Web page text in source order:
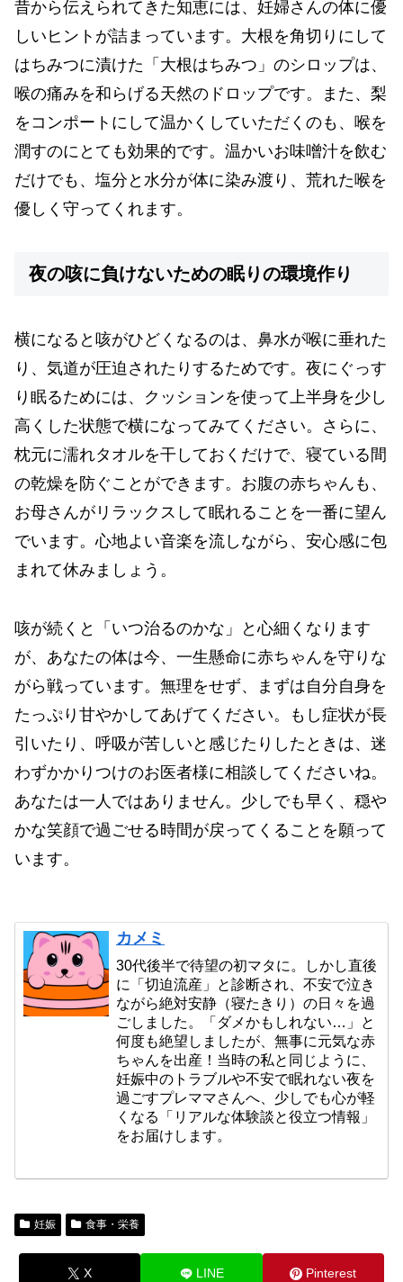
昔から伝えられてきた知恵には、妊婦さんの体に優
しいヒントが詰まっています。大根を角切りにして
はちみつに漬けた「大根はちみつ」のシロップは、
喉の痛みを和らげる天然のドロップです。また、梨
をコンポートにして温かくしていただくのも、喉を
潤すのにとても効果的です。温かいお味噌汁を飲む
だけでも、塩分と水分が体に染み渡り、荒れた喉を
優しく守ってくれます。
夜の咳に負けないための眠りの環境作り
横になると咳がひどくなるのは、鼻水が喉に垂れた
り、気道が圧迫されたりするためです。夜にぐっす
り眠るためには、クッションを使って上半身を少し
高くした状態で横になってみてください。さらに、
枕元に濡れタオルを干しておくだけで、寝ている間
の乾燥を防ぐことができます。お腹の赤ちゃんも、
お母さんがリラックスして眠れることを一番に望ん
でいます。心地よい音楽を流しながら、安心感に包
まれて休みましょう。
咳が続くと「いつ治るのかな」と心細くなります
が、あなたの体は今、一生懸命に赤ちゃんを守りな
がら戦っています。無理をせず、まずは自分自身を
たっぷり甘やかしてあげてください。もし症状が長
引いたり、呼吸が苦しいと感じたりしたときは、迷
わずかかりつけのお医者様に相談してくださいね。
あなたは一人ではありません。少しでも早く、穏や
かな笑顔で過ごせる時間が戻ってくることを願って
います。
カメミ
30代後半で待望の初マタに。しかし直後
に「切迫流産」と診断され、不安で泣き
ながら絶対安静（寝たきり）の日々を過
ごしました。「ダメかもしれない…」と
何度も絶望しましたが、無事に元気な赤
ちゃんを出産！当時の私と同じように、
妊娠中のトラブルや不安で眠れない夜を
過ごすプレママさんへ、少しでも心が軽
くなる「リアルな体験談と役立つ情報」
をお届けします。
妊娠 食事・栄養
X LINE Pinterest